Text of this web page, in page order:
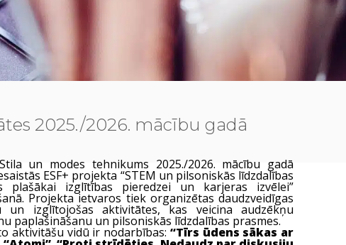
2025./2026. mācību gadā
un modes tehnikums 2025./2026. mācību gadā
ESF+ projekta “STEM un pilsoniskās līdzdalības
plašākai izglītības pieredzei un karjeras izvēlei”
Projekta ietvaros tiek organizētas daudzveidīgas
un izglītojošas aktivitātes, kas veicina audzēkņu
paplašināšanu un pilsoniskās līdzdalības prasmes.
aktivitāšu vidū ir nodarbības: “Tīrs ūdens sākas ar